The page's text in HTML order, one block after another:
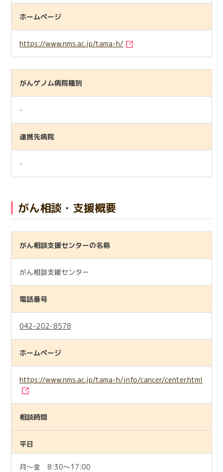
ホームページ
https://www.nms.ac.jp/tama-h/
がんゲノム病院種別
-
連携先病院
-
がん相談・支援概要
がん相談支援センターの名称
がん相談支援センター
電話番号
042-202-8578
ホームページ
https://www.nms.ac.jp/tama-h/info/cancer/center.html
相談時間
平日
月～金 8:30～17:00